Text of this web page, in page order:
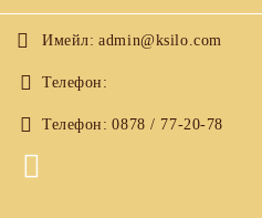
Имейл: admin@ksilo.com
Телефон:
Телефон: 0878 / 77-20-78